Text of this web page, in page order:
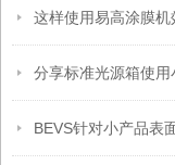
这样使用易高涂膜机
分享标准光源箱使用